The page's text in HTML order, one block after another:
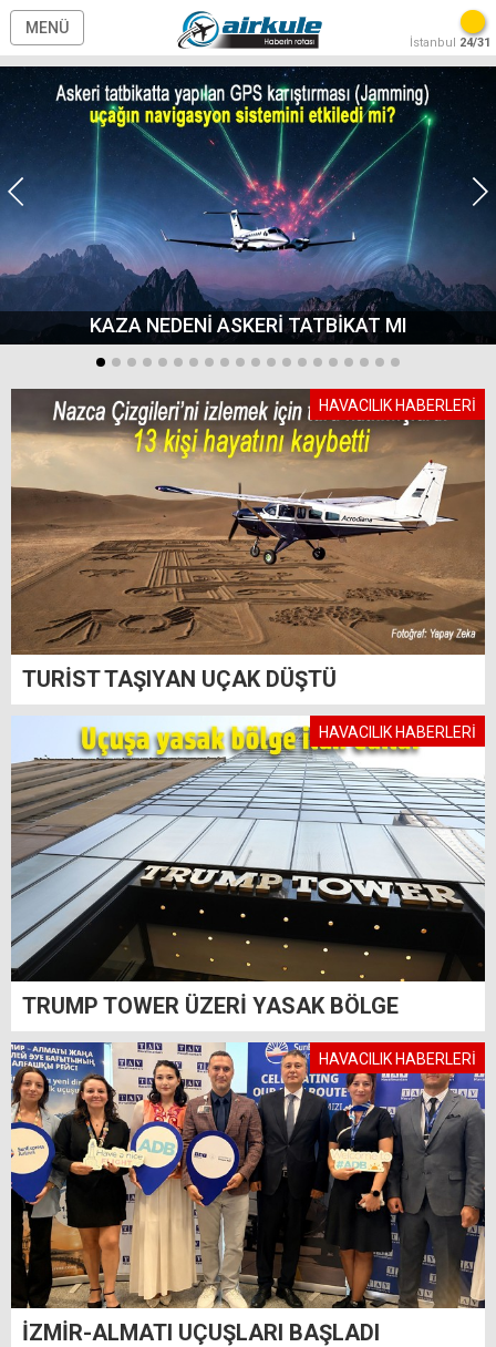
MENÜ
İstanbul 24/31
KAZA NEDENİ ASKERİ TATBİKAT MI
HAVACILIK HABERLERİ
TURİST TAŞIYAN UÇAK DÜŞTÜ
HAVACILIK HABERLERİ
TRUMP TOWER ÜZERİ YASAK BÖLGE
HAVACILIK HABERLERİ
İZMİR-ALMATI UÇUŞLARI BAŞLADI